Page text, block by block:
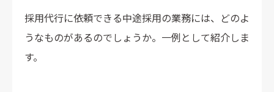
採用代行に依頼できる中途採用の業務には、どのよ
うなものがあるのでしょうか。一例として紹介しま
す。